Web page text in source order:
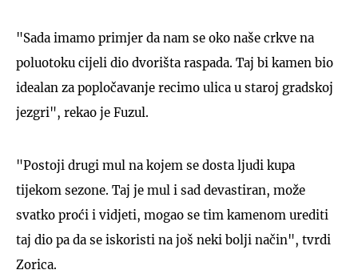
"Sada imamo primjer da nam se oko naše crkve na
poluotoku cijeli dio dvorišta raspada. Taj bi kamen bio
idealan za popločavanje recimo ulica u staroj gradskoj
jezgri", rekao je Fuzul.
"Postoji drugi mul na kojem se dosta ljudi kupa
tijekom sezone. Taj je mul i sad devastiran, može
svatko proći i vidjeti, mogao se tim kamenom urediti
taj dio pa da se iskoristi na još neki bolji način", tvrdi
Zorica.